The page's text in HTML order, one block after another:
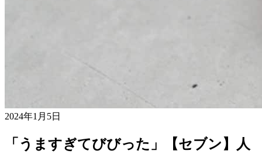
2024年1月5日
「うますぎてびびった」【セブン】人